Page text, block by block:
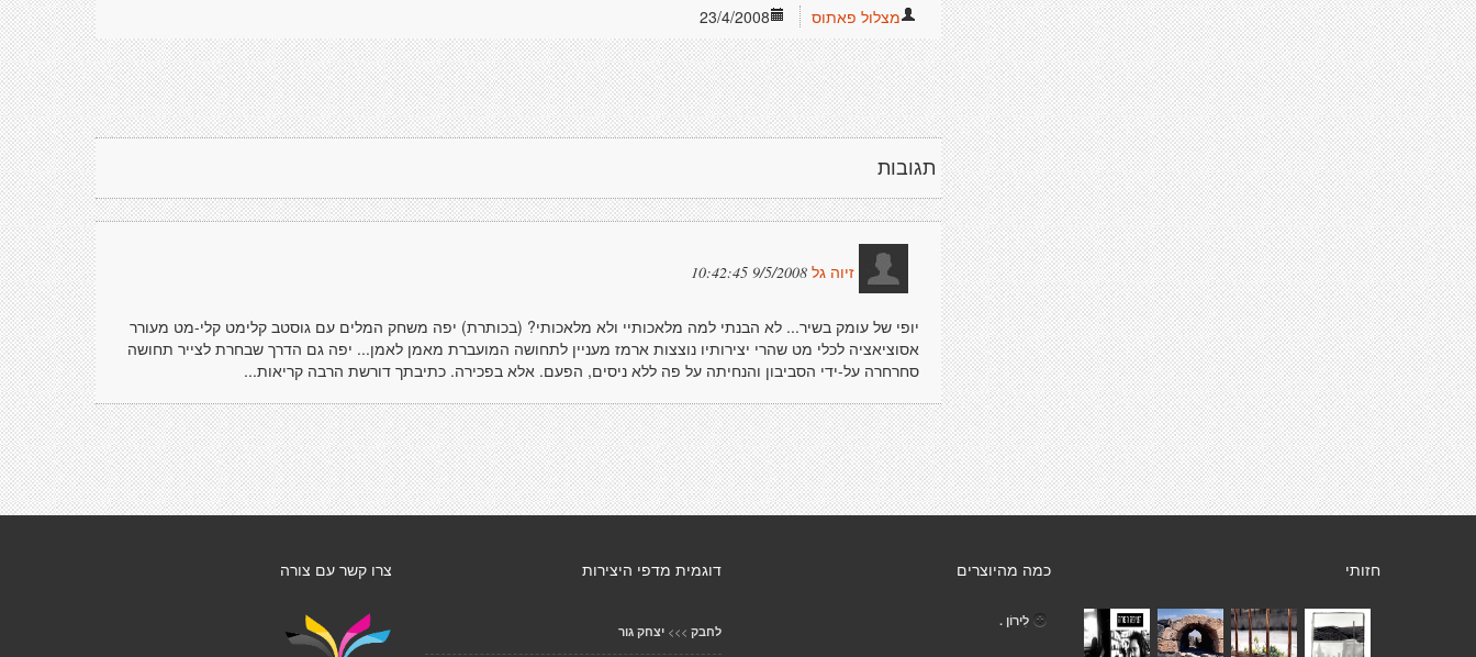
23/4/2008 מצלול פאתוס
תגובות
זיוה גל 9/5/2008 10:42:45
יופי של עומק בשיר... לא הבנתי למה מלאכותיי ולא מלאכותי? (בכותרת) יפה משחק המלים עם גוסטב קלימט קלי-מט מעורר
אסוציאציה לכלי מט שהרי יצירותיו נוצצות ארמז מעניין לתחושה המועברת מאמן לאמן... יפה גם הדרך שבחרת לצייר תחושה
סחרחרה על-ידי הסביבון והנחיתה על פה ללא ניסים, הפעם. אלא בפכירה. כתיבתך דורשת הרבה קריאות...
צרו קשר עם צורה דוגמית מדפי היצירות
לחבק >>> יצחק גור
כמה מהיוצרים
לִירוֹן .
חזותי